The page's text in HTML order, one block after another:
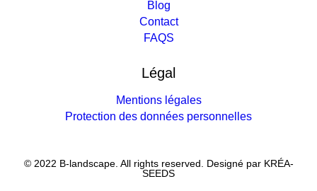
Blog
Contact
FAQS
Légal
Mentions légales
Protection des données personnelles
© 2022 B-landscape. All rights reserved. Designé par KRÉA-
SEEDS